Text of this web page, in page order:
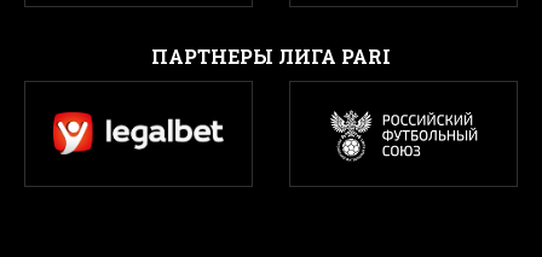
ПАРТНЕРЫ ЛИГА PARI